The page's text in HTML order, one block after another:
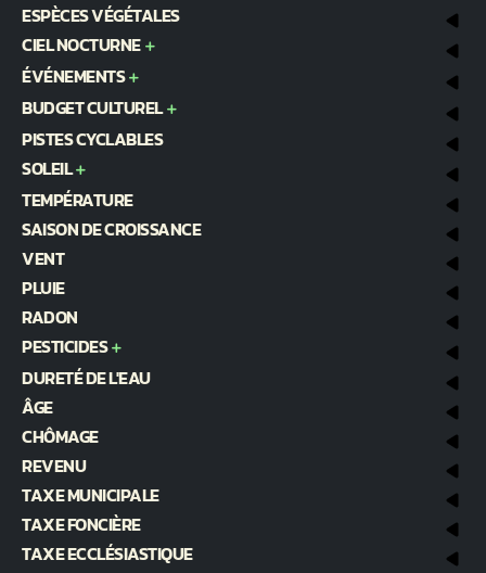
ESPÈCES VÉGÉTALES
CIEL NOCTURNE
ÉVÉNEMENTS
BUDGET CULTUREL
PISTES CYCLABLES
SOLEIL
TEMPÉRATURE
SAISON DE CROISSANCE
VENT
PLUIE
RADON
PESTICIDES
DURETÉ DE L'EAU
ÂGE
CHÔMAGE
REVENU
TAXE MUNICIPALE
TAXE FONCIÈRE
TAXE ECCLÉSIASTIQUE